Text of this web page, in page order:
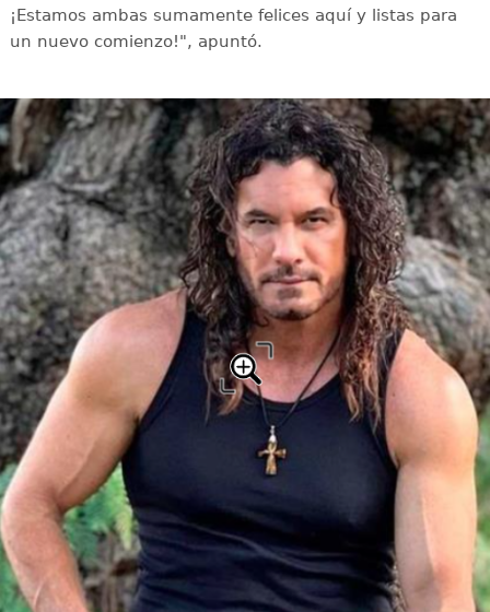
¡Estamos ambas sumamente felices aquí y listas para
un nuevo comienzo!", apuntó.